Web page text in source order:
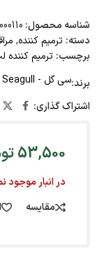
شناسه محصول: 000110
دسته: ترمیم کننده,
برچسب: ترمیم کننده
برند:سی گل - Seagull
اشتراک گذاری:
53,500
در انبار موجود
مقایسه